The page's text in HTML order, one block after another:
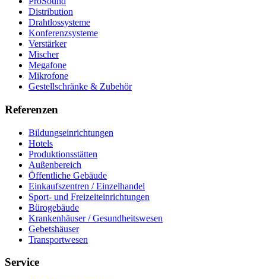
Distribution
Drahtlossysteme
Konferenzsysteme
Verstärker
Mischer
Megafone
Mikrofone
Gestellschränke & Zubehör
Referenzen
Bildungseinrichtungen
Hotels
Produktionsstätten
Außenbereich
Öffentliche Gebäude
Einkaufszentren / Einzelhandel
Sport- und Freizeiteinrichtungen
Bürogebäude
Krankenhäuser / Gesundheitswesen
Gebetshäuser
Transportwesen
Service